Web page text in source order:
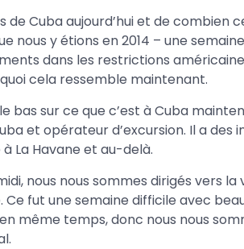
de Cuba aujourd’hui et de combien
nous y étions en 2014 – une
dans les restrictions
cela ressemble maintenant.
bas sur ce que c’est à Cuba
et opérateur d’excursion. Il a des
à La Havane et au-delà.
nous nous sommes dirigés vers la
Ce fut une semaine difficile avec
même temps, donc nous nous